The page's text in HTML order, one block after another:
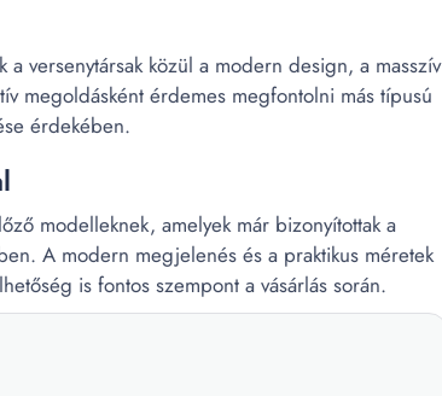
versenytársak közül a modern design, a masszív
megoldásként érdemes megfontolni más típusú
érdekében.
modelleknek, amelyek már bizonyítottak a
A modern megjelenés és a praktikus méretek
is fontos szempont a vásárlás során.